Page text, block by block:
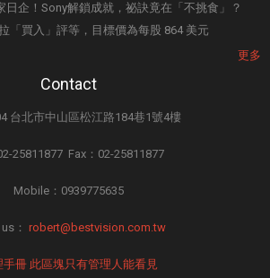
日企！Sony解鎖成就，祕訣竟在「不挑食」？
「買入」評等，目標價為每股 864 美元
更多
Contact
台北市中山區松江路184巷1號4樓
25811877 Fax：02-25811877
Mobile：0939775635
us：robert@bestvision.com.tw
手冊 此區塊只有管理人能看見